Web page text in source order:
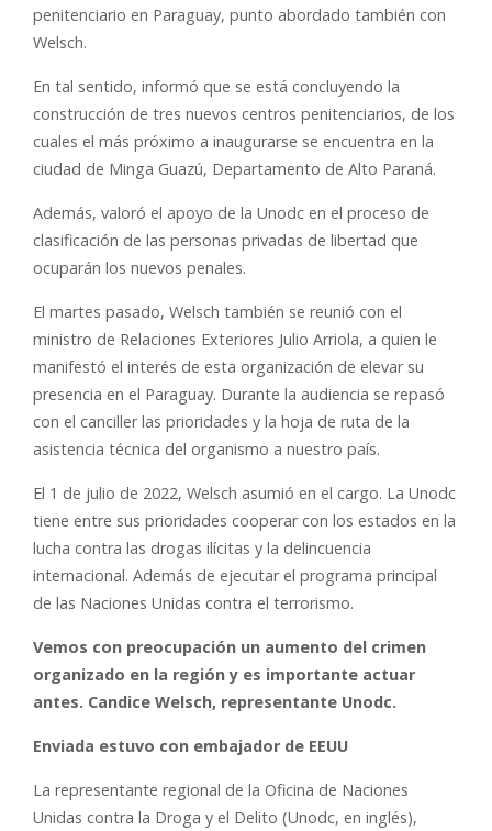
penitenciario en Paraguay, punto abordado también con
Welsch.
En tal sentido, informó que se está concluyendo la
construcción de tres nuevos centros penitenciarios, de los
cuales el más próximo a inaugurarse se encuentra en la
ciudad de Minga Guazú, Departamento de Alto Paraná.
Además, valoró el apoyo de la Unodc en el proceso de
clasificación de las personas privadas de libertad que
ocuparán los nuevos penales.
El martes pasado, Welsch también se reunió con el
ministro de Relaciones Exteriores Julio Arriola, a quien le
manifestó el interés de esta organización de elevar su
presencia en el Paraguay. Durante la audiencia se repasó
con el canciller las prioridades y la hoja de ruta de la
asistencia técnica del organismo a nuestro país.
El 1 de julio de 2022, Welsch asumió en el cargo. La Unodc
tiene entre sus prioridades cooperar con los estados en la
lucha contra las drogas ilícitas y la delincuencia
internacional. Además de ejecutar el programa principal
de las Naciones Unidas contra el terrorismo.
Vemos con preocupación un aumento del crimen
organizado en la región y es importante actuar
antes. Candice Welsch, representante Unodc.
Enviada estuvo con embajador de EEUU
La representante regional de la Oficina de Naciones
Unidas contra la Droga y el Delito (Unodc, en inglés),